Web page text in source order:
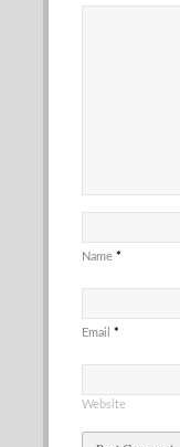
Name *
Email *
Website